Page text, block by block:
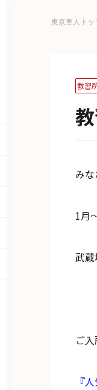
東京車人トッ
教習
み
1月
武
ご
『